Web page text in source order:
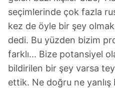
seçimlerinde çok fazla
kez de öyle bir şey
dedi. Bu yüzden bizim
farklı... Bize potansiyel
bildirilen bir şey varsa
ettik. Ne doğru ne